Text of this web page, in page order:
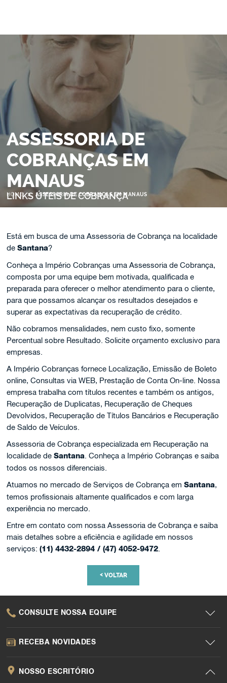
ASSESSORIA DE
COBRANÇAS EM
MANAUS
LINKS ÚTEIS DE COBRANÇA
HOME > ASSESSORIA DE COBRANÇAS EM MANAUS
Está em busca de uma Assessoria de Cobrança na localidade
deSantana?
Conheça a Império Cobranças uma Assessoria de Cobrança,
composta por uma equipe bem motivada, qualificada e
preparada para oferecer o melhor atendimento para o cliente,
para que possamos alcançar os resultados desejados e
superar as expectativas da recuperação de crédito.
Não cobramos mensalidades, nem custo fixo, somente
Percentual sobre Resultado. Solicite orçamento exclusivo para
empresas.
A Império Cobranças fornece Localização, Emissão de Boleto
online, Consultas via WEB, Prestação de Conta On-line. Nossa
empresa trabalha com títulos recentes e também os antigos,
Recuperação de Duplicatas, Recuperação de Cheques
Devolvidos, Recuperação de Títulos Bancários e Recuperação
de Saldo de Veículos.
Assessoria de Cobrança especializada em Recuperação na
localidade deSantana. Conheça a Império Cobranças e saiba
todos os nossos diferenciais.
Atuamos no mercado de Serviços de Cobrança emSantana,
temos profissionais altamente qualificados e com larga
experiência no mercado.
Entre em contato com nossa Assessoria de Cobrança e saiba
mais detalhes sobre a eficiência e agilidade em nossos
serviços:(11) 4432-2894 / (47) 4052-9472.
<VOLTAR
CONSULTE NOSSA EQUIPE
RECEBA NOVIDADES
NOSSO ESCRITÓRIO